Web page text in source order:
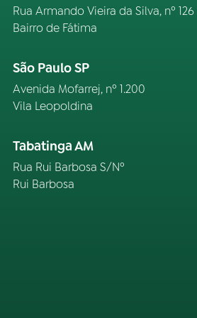
Rua Armando Vieira da Silva, nº 126
Bairro de Fátima
São Paulo SP
Avenida Mofarrej, nº 1.200
Vila Leopoldina
Tabatinga AM
Rua Rui Barbosa S/Nº
Rui Barbosa